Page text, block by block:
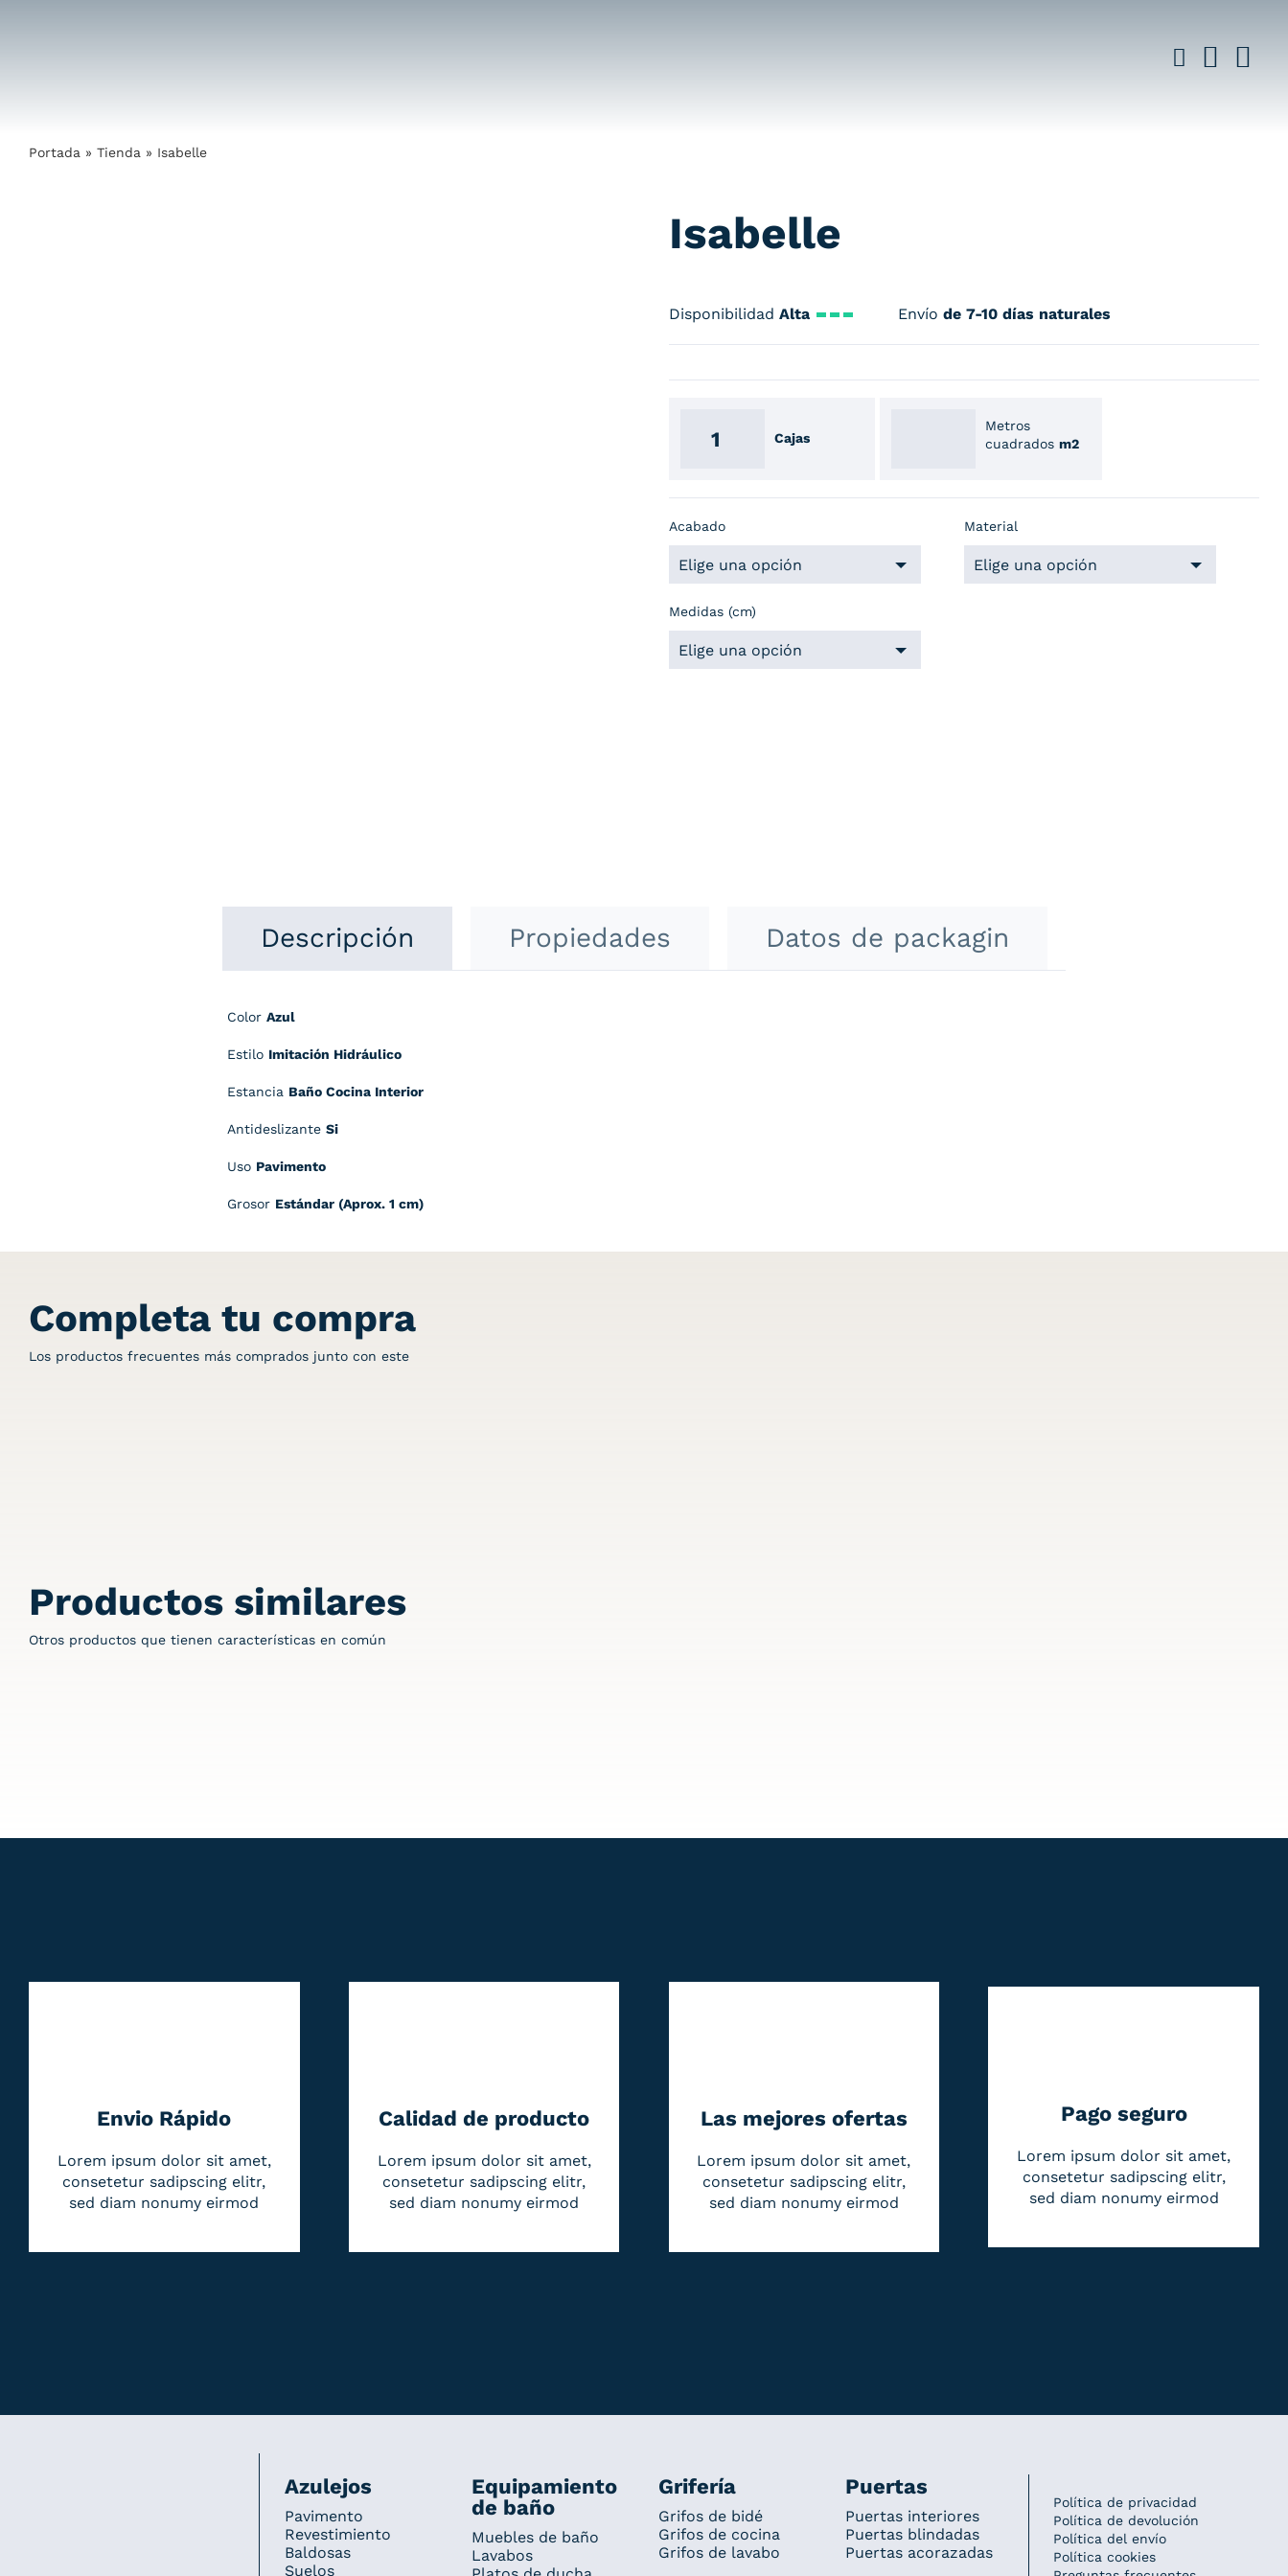
Portada » Tienda » Isabelle
Isabelle
Disponibilidad Alta Envío de 7-10 días naturales
Cajas
Metros
cuadrados m2
Acabado Material
Medidas (cm)
Descripción Propiedades Datos de packagin
Color Azul
Estilo Imitación Hidráulico
Estancia Baño Cocina Interior
Antideslizante Si
Uso Pavimento
Grosor Estándar (Aprox. 1 cm)
Completa tu compra
Los productos frecuentes más comprados junto con este
Productos similares
Otros productos que tienen características en común
Envio Rápido
Lorem ipsum dolor sit amet,
consetetur sadipscing elitr,
sed diam nonumy eirmod
Calidad de producto
Lorem ipsum dolor sit amet,
consetetur sadipscing elitr,
sed diam nonumy eirmod
Las mejores ofertas
Lorem ipsum dolor sit amet,
consetetur sadipscing elitr,
sed diam nonumy eirmod
Pago seguro
Lorem ipsum dolor sit amet,
consetetur sadipscing elitr,
sed diam nonumy eirmod
Azulejos
Pavimento
Revestimiento
Baldosas
Suelos
Equipamiento
de baño
Muebles de baño
Lavabos
Grifería
Grifos de bidé
Grifos de cocina
Grifos de lavabo
Puertas
Puertas interiores
Puertas blindadas
Puertas acorazadas
Política de privacidad
Política de devolución
Política del envío
Política cookies